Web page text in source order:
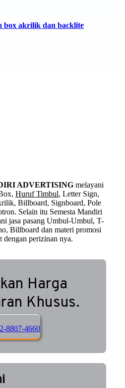
box akrilik dan backlite
ADVERTISINGmelayani
Huruf Timbul, Letter Sign,
Billboard, Signboard, Pole
Selain itu Semesta Mandiri
jasa pasang Umbul-Umbul, T-
Billboard dan materi promosi
dengan perizinan nya.
Harga
Khusus.
8807-4660